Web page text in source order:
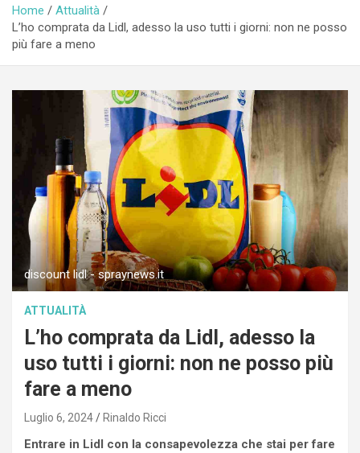
Home
Attualità
L’ho comprata da Lidl, adesso la uso tutti i giorni: non ne posso
più fare a meno
discount lidl - spraynews.it
ATTUALITÀ
L’ho comprata da Lidl, adesso la
uso tutti i giorni: non ne posso più
fare a meno
Luglio 6, 2024 Rinaldo Ricci
Entrare in Lidl con la consapevolezza che stai per fare